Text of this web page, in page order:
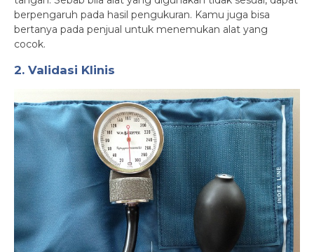
berpengaruh pada hasil pengukuran. Kamu juga bisa
bertanya pada penjual untuk menemukan alat yang
cocok.
2. Validasi Klinis